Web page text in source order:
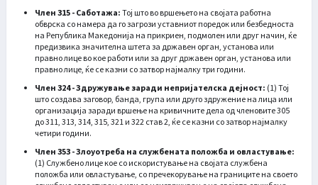
Член 315 - Саботажа: Тој што во вршењето на својата работна
обврска со намера да го загрози уставниот поредок или безбедноста
на Република Македонија на прикриен, подмолен или друг начин, ќе
предизвика значителна штета за државен орган, установа или
правно лице во кое работи или за друг државен орган, установа или
правно лице, ќе се казни со затвор најмалку три години.
Член 324 - Здружување заради непријателска дејност: (1) Тој
што создава заговор, банда, група или друго здружение на лица или
организација заради вршење на кривичните дела од членовите 305
до 311, 313, 314, 315, 321 и 322 став 2, ќе се казни со затвор најмалку
четири години.
Член 353 - Злоуотреба на службената положба и овластување:
(1) Службено лице кое со искористување на својата службена
положба или овластување, со пречекорување на границите на своето